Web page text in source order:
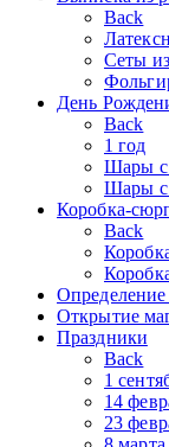
Back
Сеты
День
Back
1 год
Шары с
Шары с
Коробка-
Back
Определение
Открытие
Праздники
Back
1
14
23